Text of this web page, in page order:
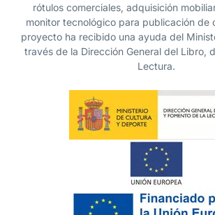
rótulos comerciales, adquisición
monitor tecnológico para publicación de
proyecto ha recibido una ayuda del
través de la Dirección General del Libro,
Lectura.